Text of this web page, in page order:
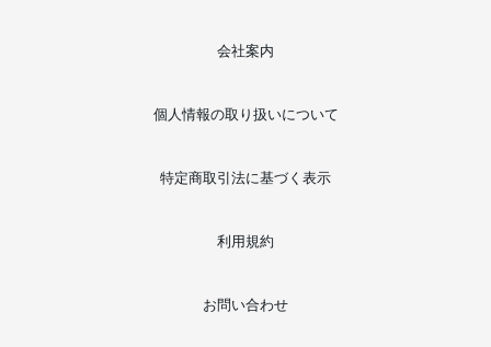
会社案内
個人情報の取り扱いについて
特定商取引法に基づく表示
利用規約
お問い合わせ